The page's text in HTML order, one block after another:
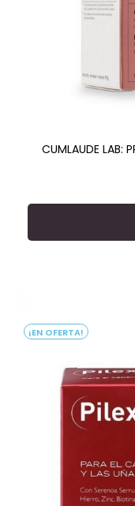
CUMLAUDE LAB:
¡EN OFERTA!